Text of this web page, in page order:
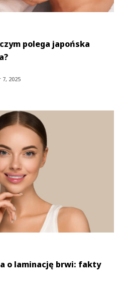
polega japońska
2025
o laminację brwi: fakty